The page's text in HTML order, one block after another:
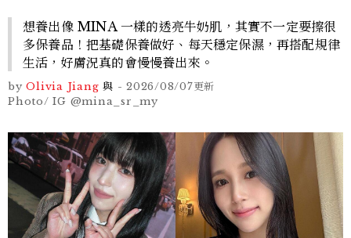
想養出像 MINA 一樣的透亮牛奶肌，其實不一定要擦很
多保養品！把基礎保養做好、每天穩定保濕，再搭配規律
生活，好膚況真的會慢慢養出來。
by Olivia Jiang 與 - 2026/08/07更新
Photo/ IG @mina_sr_my